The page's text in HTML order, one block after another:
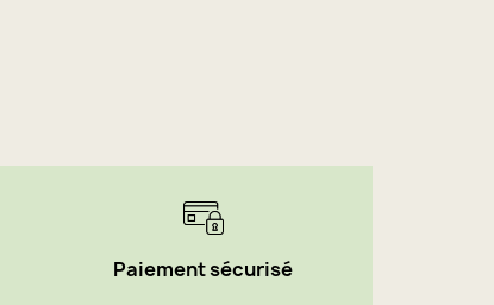
Paiement sécurisé